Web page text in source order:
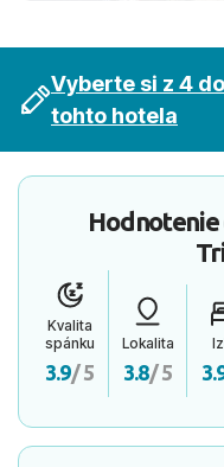
Vyberte si z 4
tohto hotela
Hodnotenie
Kvalita
spánku
3.9/ 5
Lokalita
3.8/ 5